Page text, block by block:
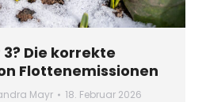
3? Die korrekte
Flottenemissionen
Mayr 18. Februar 2026